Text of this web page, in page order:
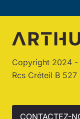
Copyright 2024 -
Rcs Créteil B
CONTACTEZ-